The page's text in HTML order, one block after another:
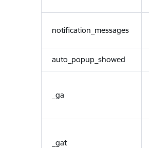
notification_messages
auto_popup_showed
_ga
_gat